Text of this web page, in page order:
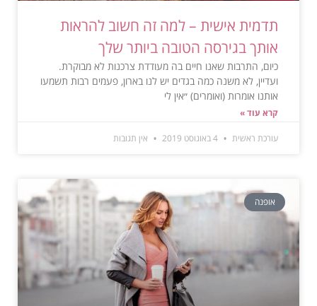
תדמית אישית – למה זה חשוב להראות
אותך בגירסה הטובה ביותר שלך
כיום, התרבות שאנו חיים בה מעודדת צרכנות לא מבוקרת.
ועדיין, לא משנה כמה בגדים יש לנו בארון, פעמים רבות תשמעו
אותנו אומרות (ואומרים) ״אין לי
קרא עוד »
עורכת ראשית אין תגובות
אופנה